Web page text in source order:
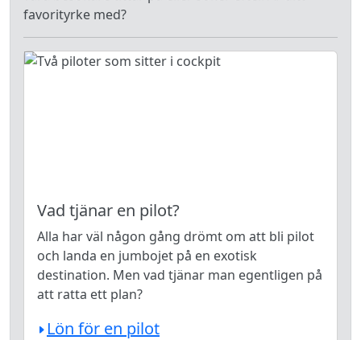
favorityrke med?
Vad tjänar en pilot?
Alla har väl någon gång drömt om att bli pilot
och landa en jumbojet på en exotisk
destination. Men vad tjänar man egentligen på
att ratta ett plan?
Lön för en pilot